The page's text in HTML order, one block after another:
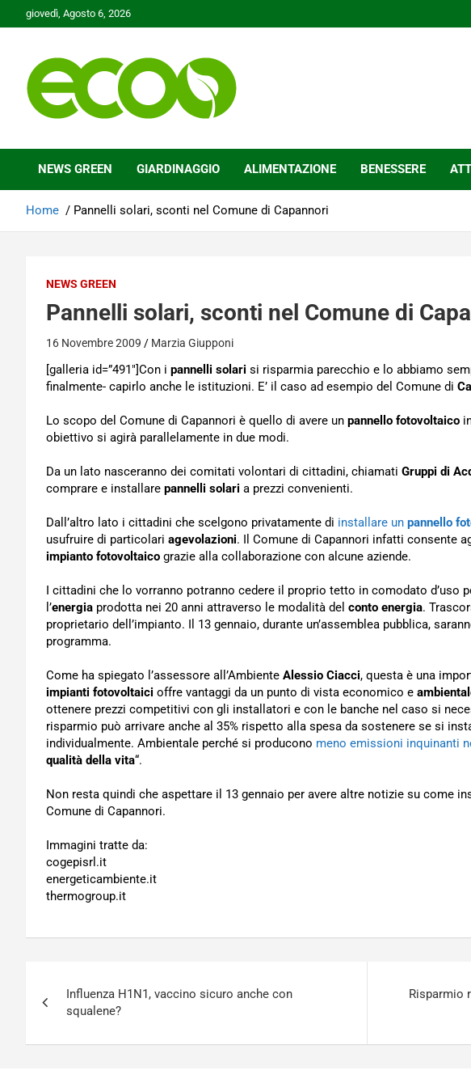
to
giovedì, Agosto 6, 2026
Ecoo.it
NEWS GREEN GIARDINAGGIO ALIMENTAZIONE BENESSERE
Home Pannelli solari, sconti nel Comune di Capannori
NEWS GREEN
Pannelli solari, sconti nel Comune di
16 Novembre 2009 Marzia Giupponi
[galleria id=”491″]Con i pannelli solari si risparmia parecchio e lo abbiamo
finalmente- capirlo anche le istituzioni. E’ il caso ad esempio del Comune di
Lo scopo del Comune di Capannori è quello di avere un pannello fotovoltaico
obiettivo si agirà parallelamente in due modi.
Da un lato nasceranno dei comitati volontari di cittadini, chiamati Gruppi di
comprare e installare pannelli solari a prezzi convenienti.
Dall’altro lato i cittadini che scelgono privatamente di installare un pannello
usufruire di particolari agevolazioni. Il Comune di Capannori infatti consente
impianto fotovoltaico grazie alla collaborazione con alcune aziende.
I cittadini che lo vorranno potranno cedere il proprio tetto in comodato d’uso
l’energia prodotta nei 20 anni attraverso le modalità del conto energia.
proprietario dell’impianto. Il 13 gennaio, durante un’assemblea pubblica,
programma.
Come ha spiegato l’assessore all’Ambiente Alessio Ciacci, questa è una
impianti fotovoltaici offre vantaggi da un punto di vista economico e
ottenere prezzi competitivi con gli installatori e con le banche nel caso si
risparmio può arrivare anche al 35% rispetto alla spesa da sostenere se si
individualmente. Ambientale perché si producono meno emissioni inquinanti
qualità della vita“.
Non resta quindi che aspettare il 13 gennaio per avere altre notizie su come
Comune di Capannori.
Immagini tratte da:
cogepisrl.it
energeticambiente.it
thermogroup.it
articoli
Influenza H1N1, vaccino sicuro anche con
squalene?
Risparmio